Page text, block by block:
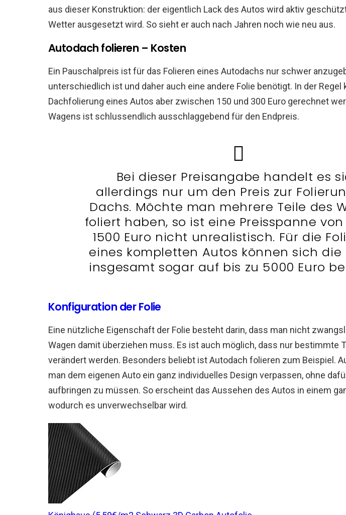
aus dieser Konstruktion: der eigentlich Lack des Autos wird aktiv
Wetter ausgesetzt wird. So sieht er auch nach Jahren noch wie neu aus.
Autodach folieren – Kosten
Ein Pauschalpreis ist für das Folieren eines Autodachs nur schwer
unterschiedlich ist und daher auch eine andere Folie benötigt. In der Regel
Dachfolierung eines Autos aber zwischen 150 und 300 Euro gerechnet
Wagens ist schlussendlich ausschlaggebend für den Endpreis.
Bei dieser Preisangabe handelt es
allerdings nur um den Preis zur
Dachs. Möchte man mehrere Teile des
foliert haben, so ist eine Preisspanne
1500 Euro nicht unrealistisch. Für die
eines kompletten Autos können sich die
insgesamt sogar auf bis zu 5000 Euro
Konfiguration der Folie
Eine nützliche Eigenschaft der Folie besteht darin, dass man nicht
Wagen damit überziehen muss. Es ist auch möglich, dass nur bestimmte
verändert werden. Besonders beliebt ist Autodach folieren zum Beispiel.
man dem eigenen Auto ein ganz individuelles Design verpassen, ohne
aufbringen zu müssen. So erscheint das Aussehen des Autos in einem
wodurch es unverwechselbar wird.